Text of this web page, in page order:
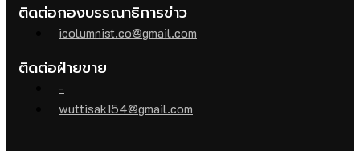
ติดต่อกองบรรณาธิการข่าว
icolumnist.co@gmail.com
ติดต่อฝ่ายขาย
-
wuttisak154@gmail.com